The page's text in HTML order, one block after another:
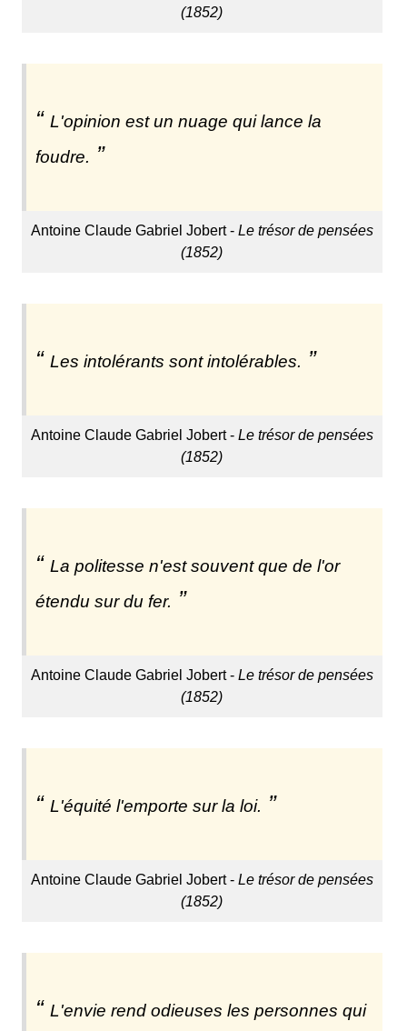
(1852)
L'opinion est un nuage qui lance la
foudre.
Antoine Claude Gabriel Jobert - Le trésor de pensées
(1852)
Les intolérants sont intolérables.
Antoine Claude Gabriel Jobert - Le trésor de pensées
(1852)
La politesse n'est souvent que de l'or
étendu sur du fer.
Antoine Claude Gabriel Jobert - Le trésor de pensées
(1852)
L'équité l'emporte sur la loi.
Antoine Claude Gabriel Jobert - Le trésor de pensées
(1852)
L'envie rend odieuses les personnes qui